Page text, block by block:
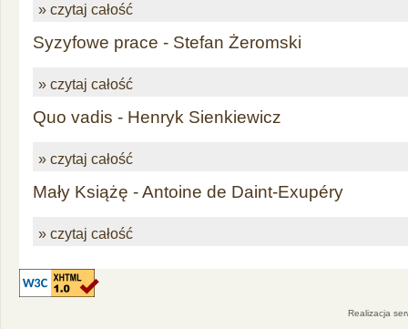
» czytaj całość
Syzyfowe prace - Stefan Żeromski
» czytaj całość
Quo vadis - Henryk Sienkiewicz
» czytaj całość
Mały Książę - Antoine de Daint-Exupéry
» czytaj całość
Realizacja